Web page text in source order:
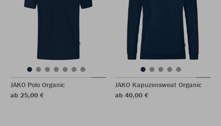
JAKO Polo Organic
ab 25,00 €
JAKO Kapuzensweat Organic
ab 40,00 €